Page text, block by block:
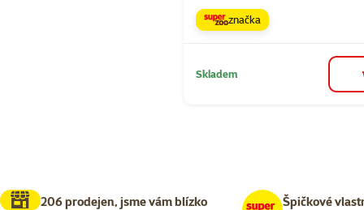
značka
Skladem
206 prodejen, jsme vám blízko Špičkové